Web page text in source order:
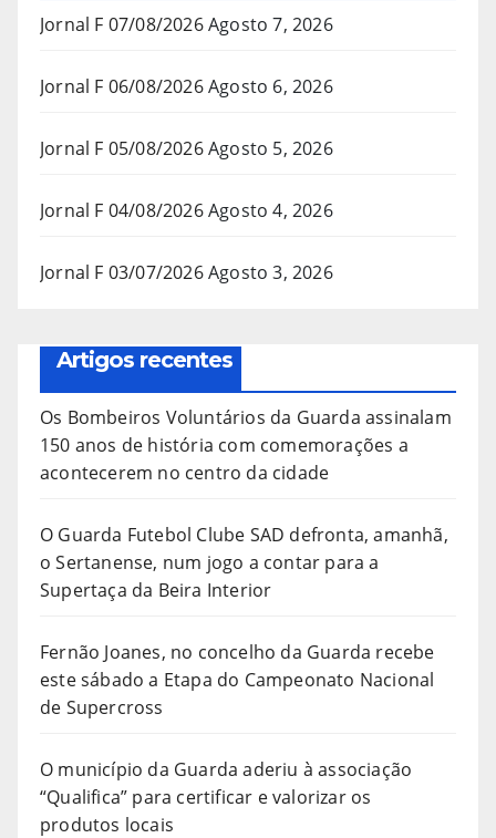
Jornal F 07/08/2026Agosto 7, 2026
Jornal F 06/08/2026Agosto 6, 2026
Jornal F 05/08/2026Agosto 5, 2026
Jornal F 04/08/2026Agosto 4, 2026
Jornal F 03/07/2026Agosto 3, 2026
Artigos recentes
Os Bombeiros Voluntários da Guarda assinalam
150 anos de história com comemorações a
acontecerem no centro da cidade
O Guarda Futebol Clube SAD defronta, amanhã,
o Sertanense, num jogo a contar para a
Supertaça da Beira Interior
Fernão Joanes, no concelho da Guarda recebe
este sábado a Etapa do Campeonato Nacional
de Supercross
O município da Guarda aderiu à associação
“Qualifica” para certificar e valorizar os
produtos locais